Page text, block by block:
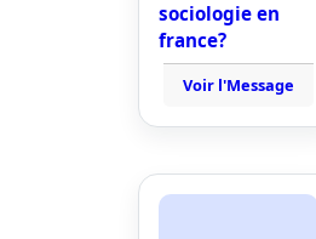
sociologie en
france?
Voir l'Message